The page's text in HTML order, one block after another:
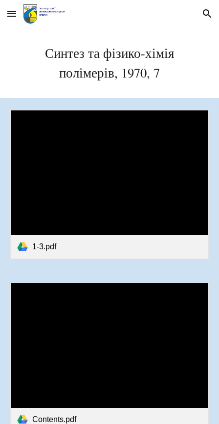
Skip to main content Skip to navigation
Синтез та фізико-хімія
полімерів, 1970, 7
1-3.pdf
Contents.pdf